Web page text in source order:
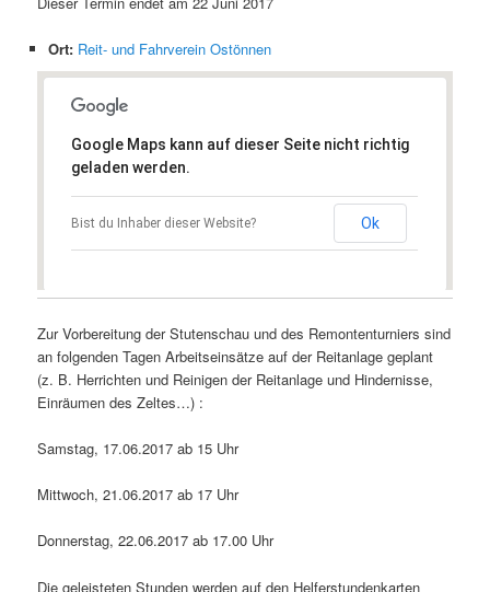
Ort: Reit- und Fahrverein Ostönnen
Google Maps kann auf dieser Seite nicht richtig
geladen werden.
Bist du Inhaber dieser Website? Ok
Zur Vorbereitung der Stutenschau und des Remontenturniers sind
an folgenden Tagen Arbeitseinsätze auf der Reitanlage geplant
(z. B. Herrichten und Reinigen der Reitanlage und Hindernisse,
Einräumen des Zeltes…) :
Samstag, 17.06.2017 ab 15 Uhr
Mittwoch, 21.06.2017 ab 17 Uhr
Donnerstag, 22.06.2017 ab 17.00 Uhr
Die geleisteten Stunden werden auf den Helferstundenkarten